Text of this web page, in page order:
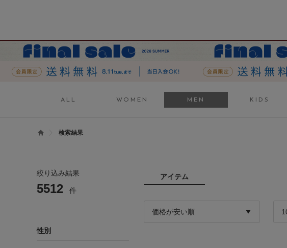
ALL WOMEN MEN KIDS
検索結果
絞り込み結果
5512 件
性別
アイテム